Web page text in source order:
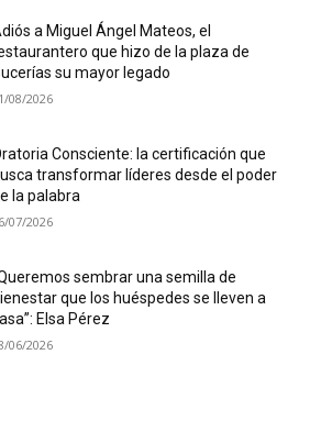
a Miguel Ángel Mateos, el
que hizo de la plaza de
su mayor legado
08/2026
Consciente: la certificación que
transformar líderes desde el poder
la palabra
07/2026
sembrar una semilla de
que los huéspedes se lleven a
Elsa Pérez
06/2026